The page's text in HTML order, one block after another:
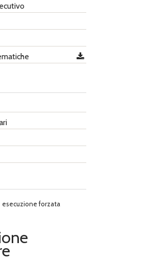
esecuzione forzata